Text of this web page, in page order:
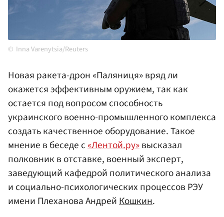
Inna Varenytsia/Reuters
Новая ракета-дрон «Паляниця» вряд ли
окажется эффективным оружием, так как
остается под вопросом способность
украинского военно-промышленного комплекса
создать качественное оборудование. Такое
мнение в беседе с«Лентой.ру»высказал
полковник в отставке, военный эксперт,
заведующий кафедрой политического анализа
и социально-психологических процессов РЭУ
имени Плеханова АндрейКошкин.